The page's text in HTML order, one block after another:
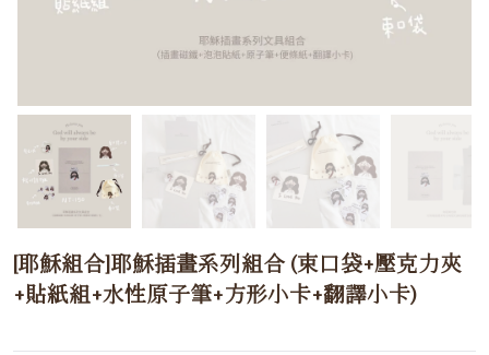
[耶穌組合]耶穌插畫系列組合 (束口袋+壓克力夾
+貼紙組+水性原子筆+方形小卡+翻譯小卡)